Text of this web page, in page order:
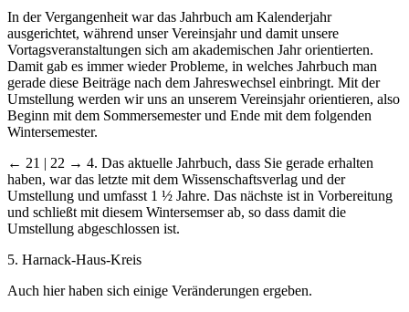
In der Vergangenheit war das Jahrbuch am Kalenderjahr
ausgerichtet, während unser Vereinsjahr und damit unsere
Vortagsveranstaltungen sich am akademischen Jahr orientierten.
Damit gab es immer wieder Probleme, in welches Jahrbuch man
gerade diese Beiträge nach dem Jahreswechsel einbringt. Mit der
Umstellung werden wir uns an unserem Vereinsjahr orientieren, also
Beginn mit dem Sommersemester und Ende mit dem folgenden
Wintersemester.
← 21 | 22 → 4. Das aktuelle Jahrbuch, dass Sie gerade erhalten
haben, war das letzte mit dem Wissenschaftsverlag und der
Umstellung und umfasst 1 ½ Jahre. Das nächste ist in Vorbereitung
und schließt mit diesem Wintersemser ab, so dass damit die
Umstellung abgeschlossen ist.
5. Harnack-Haus-Kreis
Auch hier haben sich einige Veränderungen ergeben.